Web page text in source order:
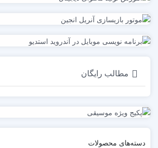
مطالب رایگان
دسته‌های محصولات